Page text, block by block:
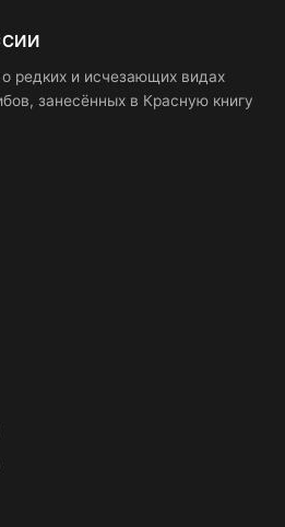
редких и исчезающих видах
занесённых в Красную книгу